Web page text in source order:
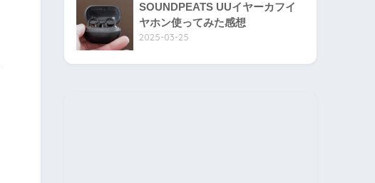
SOUNDPEATS UUイヤーカフイ
ヤホン使ってみた感想
2025-03-25